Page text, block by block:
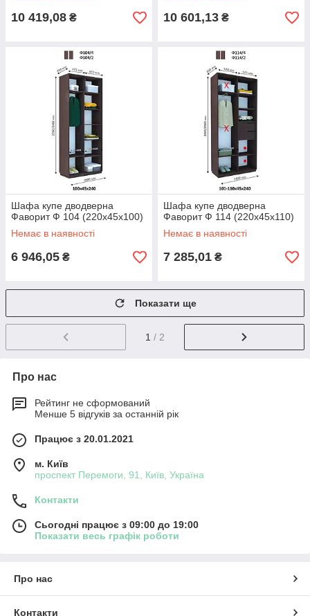
10 419,08 ₴ 10 601,13 ₴
Шафа купе дводверна
Фаворит Ф 104 (220х45х100)
Немає в наявності
6 946,05 ₴
Шафа купе дводверна
Фаворит Ф 114 (220х45х110)
Немає в наявності
7 285,01 ₴
Показати ще
1 / 2
Про нас
Рейтинг не сформований
Менше 5 відгуків за останній рік
Працює з 20.01.2021
м. Київ
проспект Перемоги, 91, Київ, Україна
Контакти
Сьогодні працює з 09:00 до 19:00
Показати весь графік роботи
Про нас
Контакти